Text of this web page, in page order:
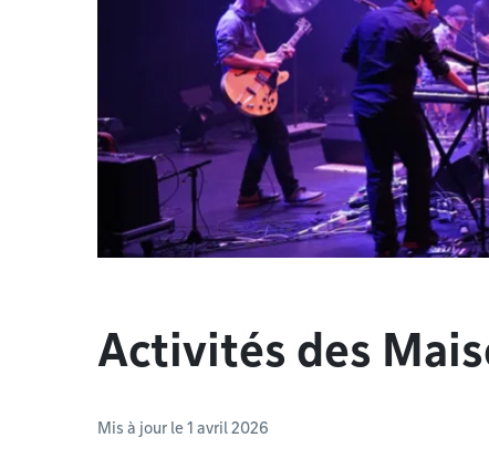
Activités des
Mis à jour le 1 avril 2026